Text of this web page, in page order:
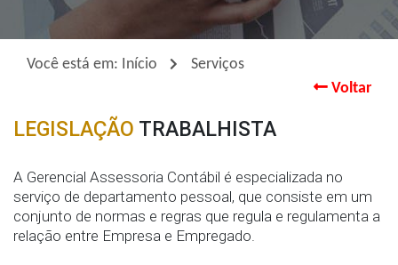
Você está em: Início
Serviços
Voltar
LEGISLAÇÃO TRABALHISTA
A Gerencial Assessoria Contábil é especializada no
serviço de departamento pessoal, que consiste em um
conjunto de normas e regras que regula e regulamenta a
relação entre Empresa e Empregado.